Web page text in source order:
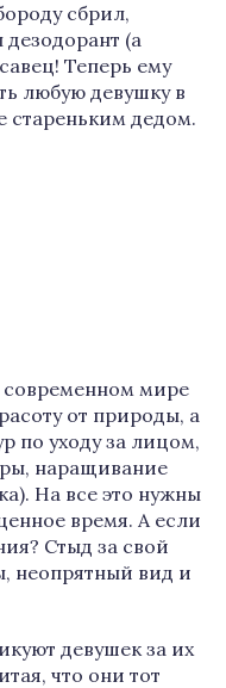
сбрил,
дезодорант (а
Теперь ему
любую девушку в
стареньким дедом.
современном мире
от природы, а
по уходу за лицом,
наращивание
На все это нужны
время. А если
Стыд за свой
неопрятный вид и
девушек за их
что они тот